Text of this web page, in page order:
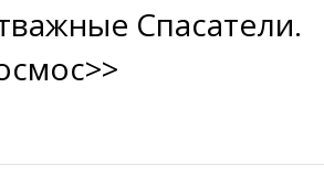
Спасатели.